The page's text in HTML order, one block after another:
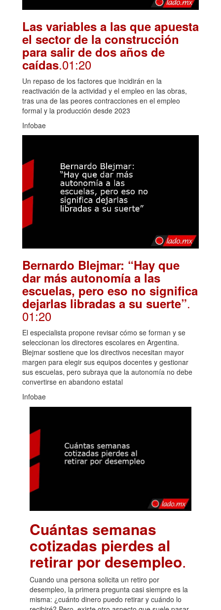
Las variables a las que apuesta
el sector de la construcción
para salir de dos años de
caídas.01:20
Un repaso de los factores que incidirán en la
reactivación de la actividad y el empleo en las obras,
tras una de las peores contracciones en el empleo
formal y la producción desde 2023
Infobae
Bernardo Blejmar: “Hay que
dar más autonomía a las
escuelas, pero eso no significa
dejarlas libradas a su suerte”.
01:20
El especialista propone revisar cómo se forman y se
seleccionan los directores escolares en Argentina.
Blejmar sostiene que los directivos necesitan mayor
margen para elegir sus equipos docentes y gestionar
sus escuelas, pero subraya que la autonomía no debe
convertirse en abandono estatal
Infobae
Cuántas semanas
cotizadas pierdes al
retirar por desempleo.
Cuando una persona solicita un retiro por
desempleo, la primera pregunta casi siempre es la
misma: ¿cuánto dinero puedo retirar y cuándo lo